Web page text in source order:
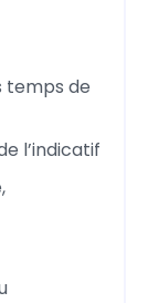
temps de
l’indicatif